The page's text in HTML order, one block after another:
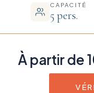
CAPACITÉ
5 pers.
À partir de